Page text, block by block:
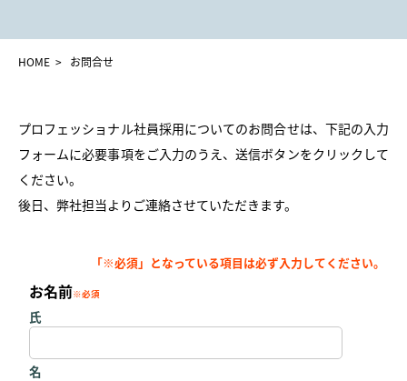
HOME お問合せ
プロフェッショナル社員採用についてのお問合せは、 下記の入力
フォームに必要事項をご入力のうえ、送信ボタンをクリックして
ください。
後日、弊社担当よりご連絡させていただきます。
お名前
氏
名